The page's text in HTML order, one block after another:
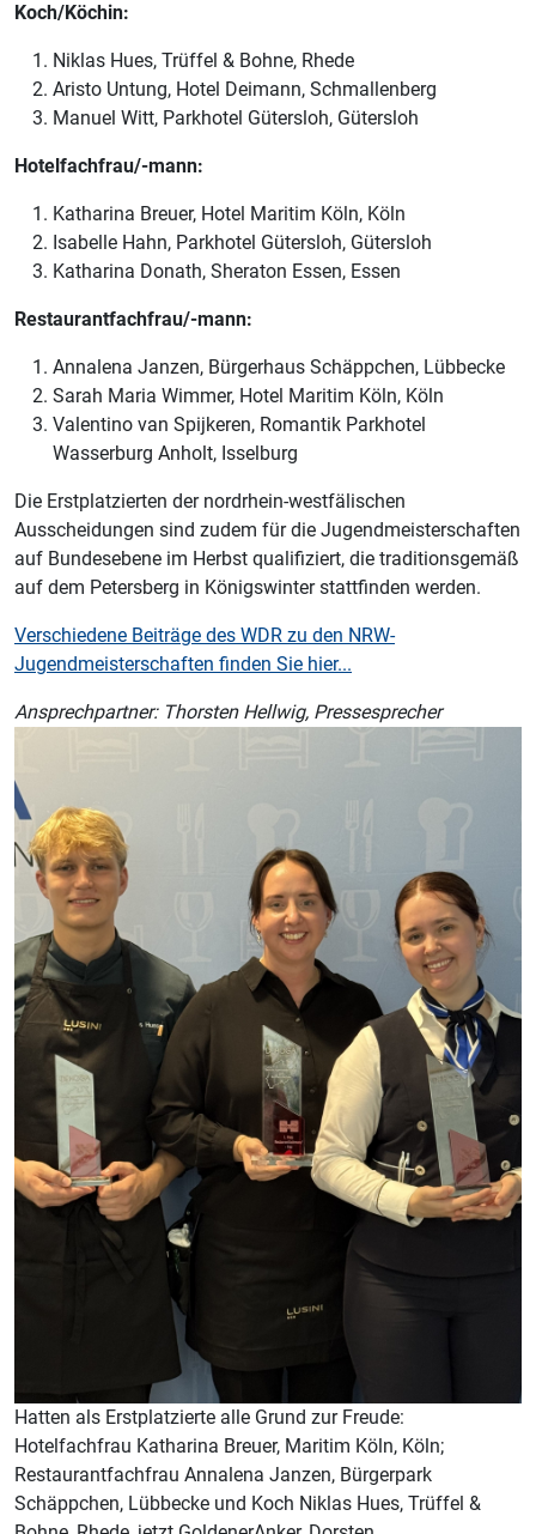
Koch/Köchin:
Niklas Hues, Trüffel & Bohne, Rhede
Aristo Untung, Hotel Deimann, Schmallenberg
Manuel Witt, Parkhotel Gütersloh, Gütersloh
Hotelfachfrau/-mann:
Katharina Breuer, Hotel Maritim Köln, Köln
Isabelle Hahn, Parkhotel Gütersloh, Gütersloh
Katharina Donath, Sheraton Essen, Essen
Restaurantfachfrau/-mann:
Annalena Janzen, Bürgerhaus Schäppchen, Lübbecke
Sarah Maria Wimmer, Hotel Maritim Köln, Köln
Valentino van Spijkeren, Romantik Parkhotel
Wasserburg Anholt, Isselburg
Die Erstplatzierten der nordrhein-westfälischen
Ausscheidungen sind zudem für die Jugendmeisterschaften
auf Bundesebene im Herbst qualifiziert, die traditionsgemäß
auf dem Petersberg in Königswinter stattfinden werden.
Verschiedene Beiträge des WDR zu den NRW-
Jugendmeisterschaften finden Sie hier...
Ansprechpartner: Thorsten Hellwig, Pressesprecher
Hatten als Erstplatzierte alle Grund zur Freude:
Hotelfachfrau Katharina Breuer, Maritim Köln, Köln;
Restaurantfachfrau Annalena Janzen, Bürgerpark
Schäppchen, Lübbecke und Koch Niklas Hues, Trüffel &